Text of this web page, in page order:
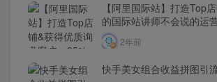
【阿里国际站】打造Top
的国际站讲师不会说的运
2年前
快手美女组合收益拼图引